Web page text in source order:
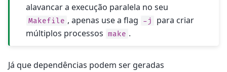
alavancar a execução paralela no seu
Makefile , apenas use a flag -j
para criar
múltiplos processos make .
Já que dependências podem ser geradas